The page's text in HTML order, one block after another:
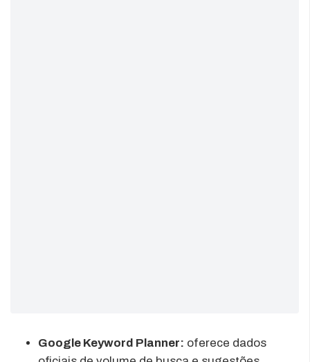
Google Keyword Planner: oferece dados